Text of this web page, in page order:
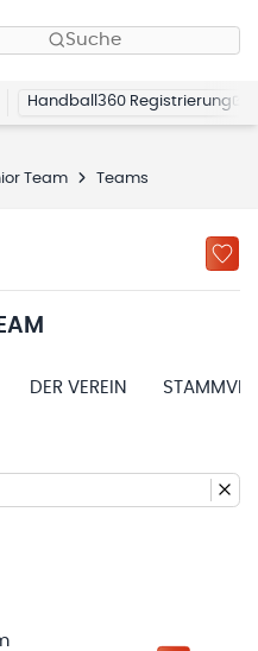
Suche
Handball360 Registrierung
Team Teams
DER VEREIN